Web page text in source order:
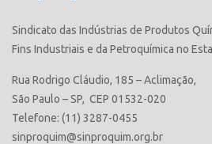
Sindicato das Indústrias de Produtos
Fins Industriais e da Petroquímica no
Rua Rodrigo Cláudio, 185 – Aclimação,
São Paulo – SP, CEP 01532-020
Telefone: (11) 3287-0455
sinproquim@sinproquim.org.br